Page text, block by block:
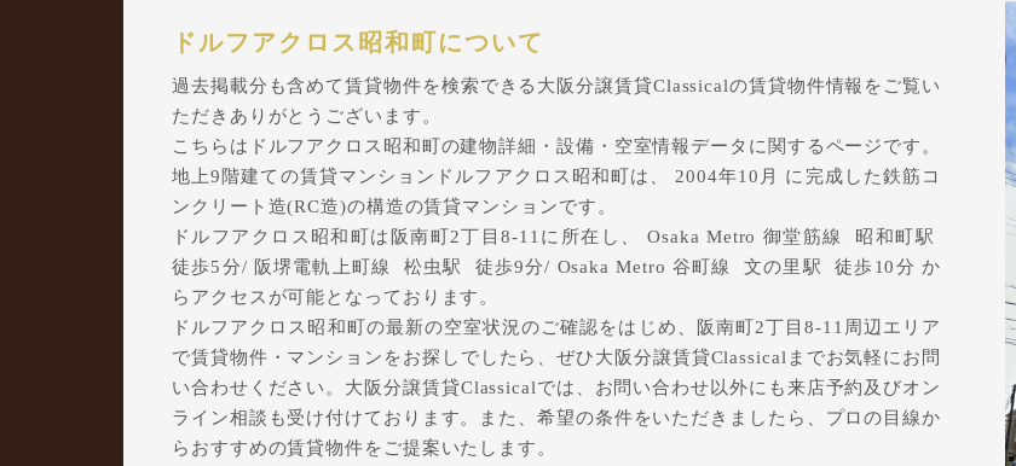
ドルフアクロス昭和町について
過去掲載分も含めて賃貸物件を検索できる大阪分譲賃貸Classicalの賃貸物件情報をご覧い
ただきありがとうございます。
こちらはドルフアクロス昭和町の建物詳細・設備・空室情報データに関するページです。
地上9階建ての賃貸マンションドルフアクロス昭和町は、 2004年10月 に完成した鉄筋コ
ンクリート造(RC造)の構造の賃貸マンションです。
ドルフアクロス昭和町は阪南町2丁目8-11に所在し、 Osaka Metro 御堂筋線 昭和町駅
徒歩5分/ 阪堺電軌上町線 松虫駅 徒歩9分/ Osaka Metro 谷町線 文の里駅 徒歩10分 か
らアクセスが可能となっております。
ドルフアクロス昭和町の最新の空室状況のご確認をはじめ、阪南町2丁目8-11周辺エリア
で賃貸物件・マンションをお探しでしたら、ぜひ大阪分譲賃貸Classicalまでお気軽にお問
い合わせください。大阪分譲賃貸Classicalでは、お問い合わせ以外にも来店予約及びオン
ライン相談も受け付けております。また、希望の条件をいただきましたら、プロの目線か
らおすすめの賃貸物件をご提案いたします。